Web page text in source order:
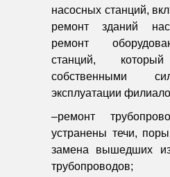
насосных станций,
ремонт зданий
ремонт
станций, который
собственными
эксплуатации
–ремонт
устранены течи,
замена вышедших из
трубопроводов;